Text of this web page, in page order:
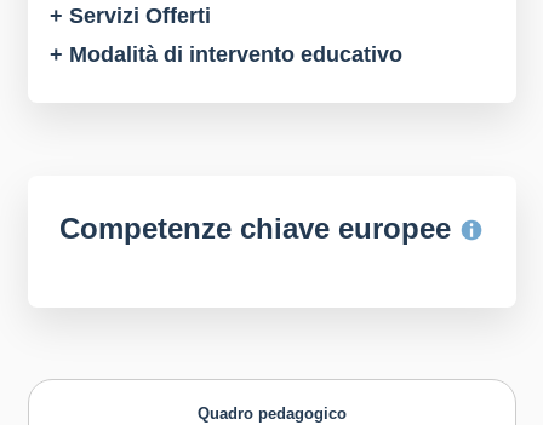
+ Servizi Offerti
+ Modalità di intervento educativo
Competenze chiave europee
Quadro pedagogico